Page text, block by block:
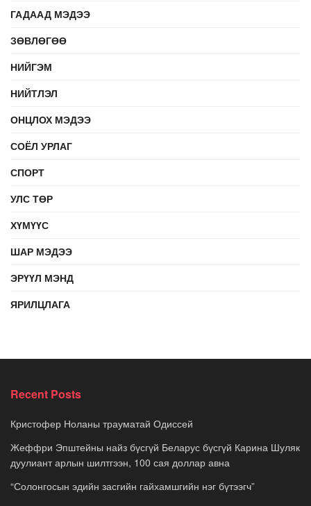
ГАДААД МЭДЭЭ
ЗӨВЛӨГӨӨ
НИЙГЭМ
НИЙТЛЭЛ
ОНЦЛОХ МЭДЭЭ
СОЁЛ УРЛАГ
СПОРТ
УЛС ТӨР
ХҮМҮҮС
ШАР МЭДЭЭ
ЭРҮҮЛ МЭНД
ЯРИЛЦЛАГА
Recent Posts
Кристофер Ноланы трауматай Одиссей
Жеффри Эпштейны найз бүсгүй Беларус бүсгүй Карина Шуляк
дуулиант арлын шилтгээн, 100 сая доллар авна
“Солонгосын эдийн засгийн гайхамшгийн нэг бүтээгч”